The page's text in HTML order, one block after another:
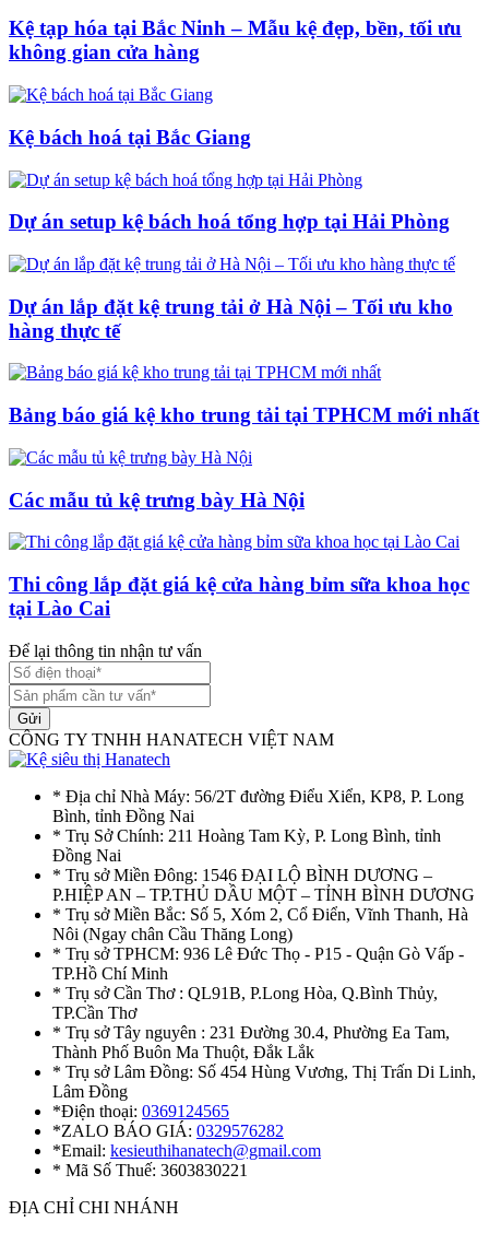
Kệ tạp hóa tại Bắc Ninh – Mẫu kệ đẹp, bền, tối ưu
không gian cửa hàng
Kệ bách hoá tại Bắc Giang
Dự án setup kệ bách hoá tổng hợp tại Hải Phòng
Dự án lắp đặt kệ trung tải ở Hà Nội – Tối ưu kho
hàng thực tế
Bảng báo giá kệ kho trung tải tại TPHCM mới nhất
Các mẫu tủ kệ trưng bày Hà Nội
Thi công lắp đặt giá kệ cửa hàng bỉm sữa khoa học
tại Lào Cai
Để lại thông tin nhận tư vấn
Gửi
CÔNG TY TNHH HANATECH VIỆT NAM
* Địa chỉ Nhà Máy: 56/2T đường Điểu Xiển, KP8, P. Long
Bình, tỉnh Đồng Nai
* Trụ Sở Chính: 211 Hoàng Tam Kỳ, P. Long Bình, tỉnh
Đồng Nai
* Trụ sở Miền Đông: 1546 ĐẠI LỘ BÌNH DƯƠNG –
P.HIỆP AN – TP.THỦ DẦU MỘT – TỈNH BÌNH DƯƠNG
* Trụ sở Miền Bắc: Số 5, Xóm 2, Cổ Điển, Vĩnh Thanh, Hà
Nôi (Ngay chân Cầu Thăng Long)
* Trụ sở TPHCM: 936 Lê Đức Thọ - P15 - Quận Gò Vấp -
TP.Hồ Chí Minh
* Trụ sở Cần Thơ : QL91B, P.Long Hòa, Q.Bình Thủy,
TP.Cần Thơ
* Trụ sở Tây nguyên : 231 Đường 30.4, Phường Ea Tam,
Thành Phố Buôn Ma Thuột, Đắk Lắk
* Trụ sở Lâm Đồng: Số 454 Hùng Vương, Thị Trấn Di Linh,
Lâm Đồng
*Điện thoại: 0369124565
*ZALO BÁO GIÁ: 0329576282
*Email: kesieuthihanatech@gmail.com
* Mã Số Thuế: 3603830221
ĐỊA CHỈ CHI NHÁNH